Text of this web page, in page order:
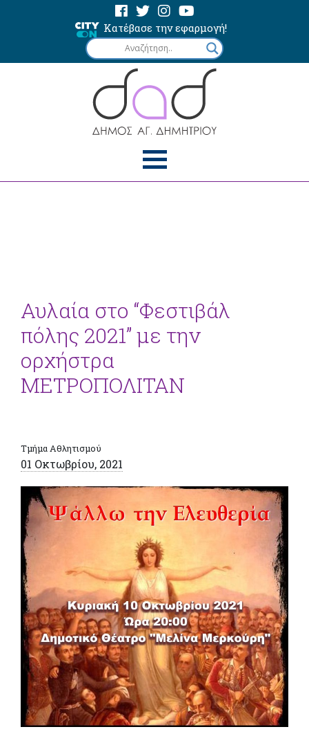
Κατέβασε την εφαρμογή!
Αυλαία στο “Φεστιβάλ
πόλης 2021” με την
ορχήστρα
ΜΕΤΡΟΠΟΛΙΤΑΝ
Τμήμα Αθλητισμού
01 Οκτωβρίου, 2021